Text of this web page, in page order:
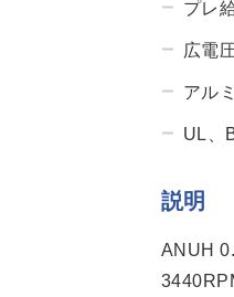
プレ
広電
アル
UL、
説明
ANUH